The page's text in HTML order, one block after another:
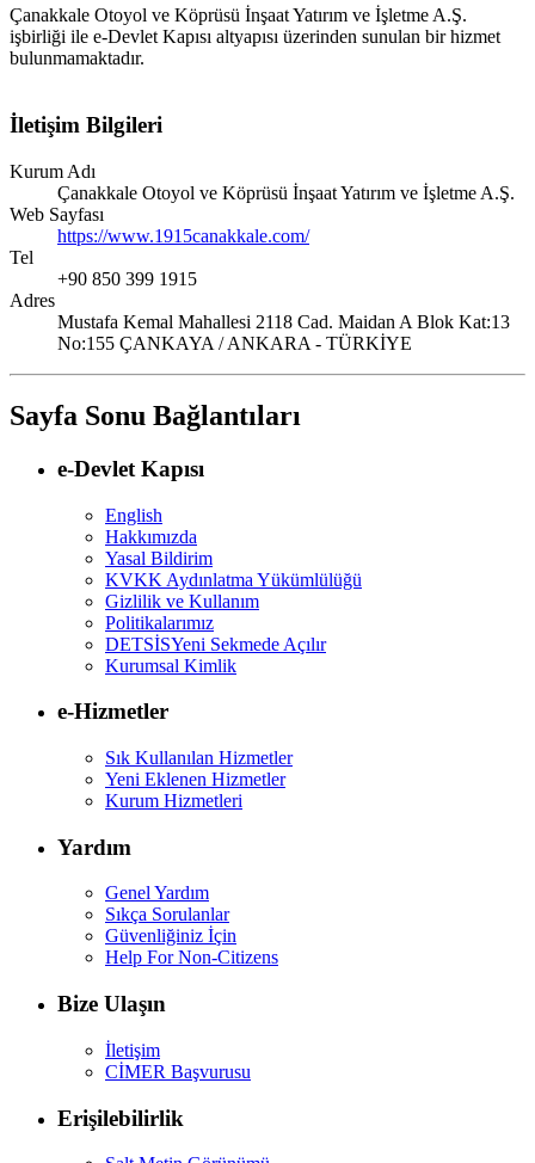
Çanakkale Otoyol ve Köprüsü İnşaat Yatırım ve İşletme A.Ş.
işbirliği ile e-Devlet Kapısı altyapısı üzerinden sunulan bir hizmet
bulunmamaktadır.
İletişim Bilgileri
Kurum Adı
Çanakkale Otoyol ve Köprüsü İnşaat Yatırım ve İşletme A.Ş.
Web Sayfası
https://www.1915canakkale.com/
Tel
+90 850 399 1915
Adres
Mustafa Kemal Mahallesi 2118 Cad. Maidan A Blok Kat:13
No:155 ÇANKAYA / ANKARA - TÜRKİYE
Sayfa Sonu Bağlantıları
e-Devlet Kapısı
English
Hakkımızda
Yasal Bildirim
KVKK Aydınlatma Yükümlülüğü
Gizlilik ve Kullanım
Politikalarımız
DETSİSYeni Sekmede Açılır
Kurumsal Kimlik
e-Hizmetler
Sık Kullanılan Hizmetler
Yeni Eklenen Hizmetler
Kurum Hizmetleri
Yardım
Genel Yardım
Sıkça Sorulanlar
Güvenliğiniz İçin
Help For Non-Citizens
Bize Ulaşın
İletişim
CİMER Başvurusu
Erişilebilirlik